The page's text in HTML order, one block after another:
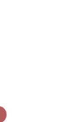
Tento